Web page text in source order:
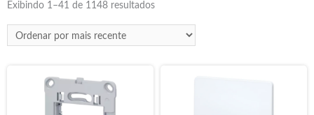
Exibindo 1–41 de 1148 resultados